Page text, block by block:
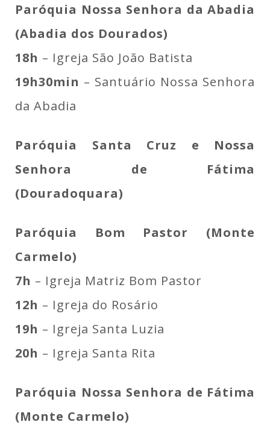
Paróquia Nossa Senhora da Abadia
(Abadia dos Dourados)
18h – Igreja São João Batista
19h30min – Santuário Nossa Senhora
da Abadia
Paróquia Santa Cruz e Nossa
Senhora de Fátima
(Douradoquara)
Paróquia Bom Pastor (Monte
Carmelo)
7h – Igreja Matriz Bom Pastor
12h – Igreja do Rosário
19h – Igreja Santa Luzia
20h – Igreja Santa Rita
Paróquia Nossa Senhora de Fátima
(Monte Carmelo)